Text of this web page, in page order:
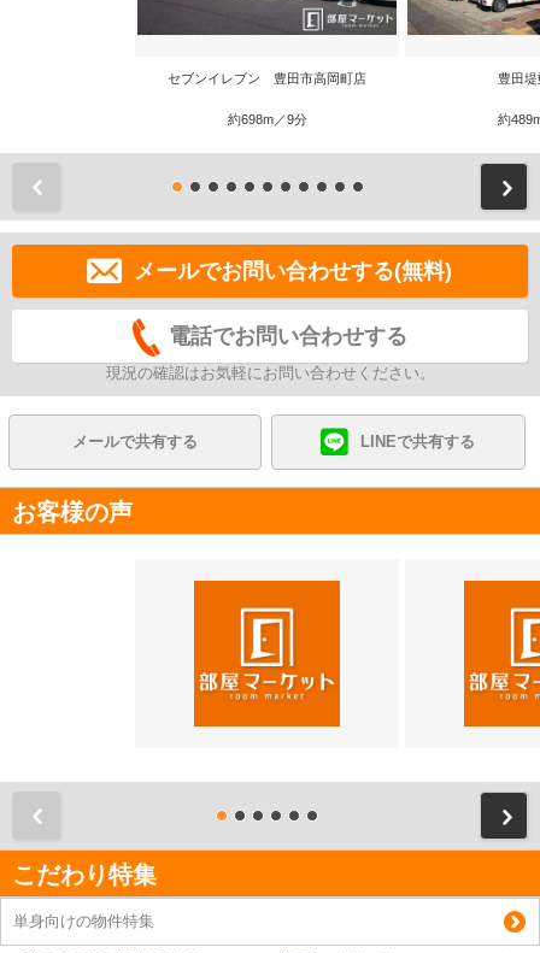
セブンイレブン 豊田市高岡町店
約698m／9分
豊田
約
メールでお問い合わせする(無料)
電話でお問い合わせする
現況の確認はお気軽にお問い合わせください。
メールで共有する LINEで共有する
お客様の声
こだわり特集
単身向けの物件特集